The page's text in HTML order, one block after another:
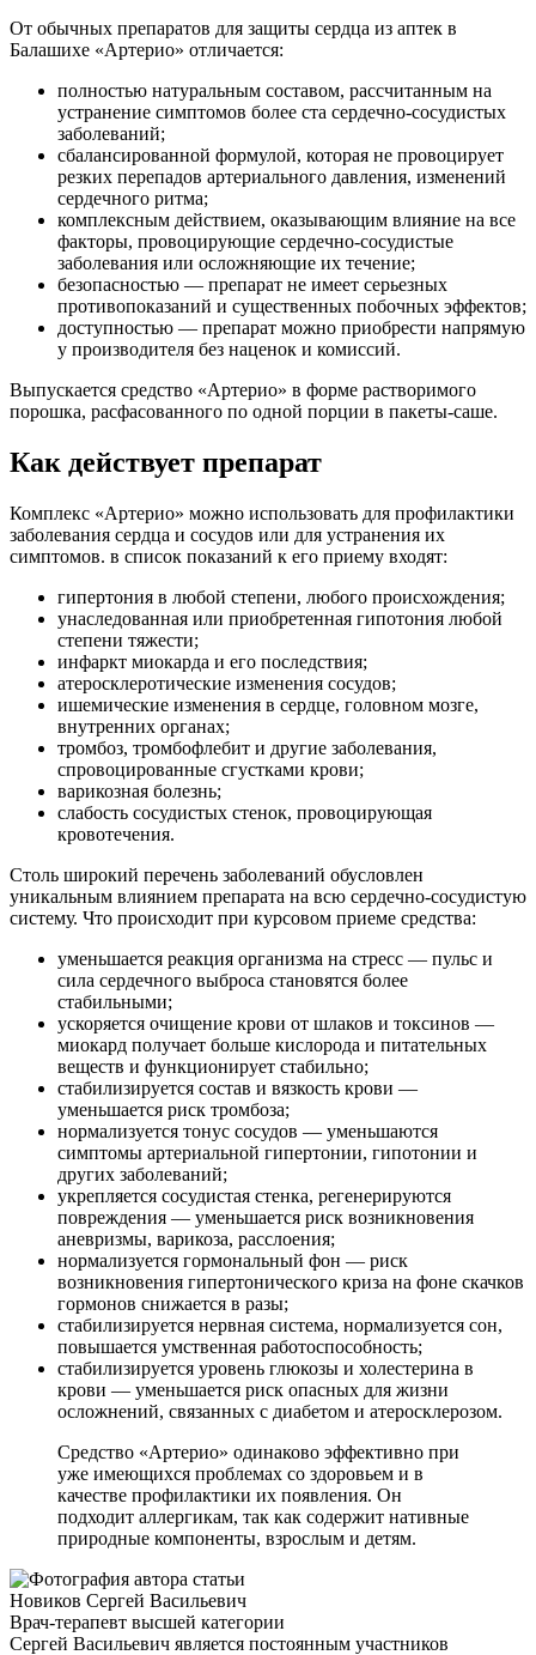
От обычных препаратов для защиты сердца из аптек в
Балашихе «Артерио» отличается:
полностью натуральным составом, рассчитанным на
устранение симптомов более ста сердечно-сосудистых
заболеваний;
сбалансированной формулой, которая не провоцирует
резких перепадов артериального давления, изменений
сердечного ритма;
комплексным действием, оказывающим влияние на все
факторы, провоцирующие сердечно-сосудистые
заболевания или осложняющие их течение;
безопасностью — препарат не имеет серьезных
противопоказаний и существенных побочных эффектов;
доступностью — препарат можно приобрести напрямую
у производителя без наценок и комиссий.
Выпускается средство «Артерио» в форме растворимого
порошка, расфасованного по одной порции в пакеты-саше.
Как действует препарат
Комплекс «Артерио» можно использовать для профилактики
заболевания сердца и сосудов или для устранения их
симптомов. в список показаний к его приему входят:
гипертония в любой степени, любого происхождения;
унаследованная или приобретенная гипотония любой
степени тяжести;
инфаркт миокарда и его последствия;
атеросклеротические изменения сосудов;
ишемические изменения в сердце, головном мозге,
внутренних органах;
тромбоз, тромбофлебит и другие заболевания,
спровоцированные сгустками крови;
варикозная болезнь;
слабость сосудистых стенок, провоцирующая
кровотечения.
Столь широкий перечень заболеваний обусловлен
уникальным влиянием препарата на всю сердечно-сосудистую
систему. Что происходит при курсовом приеме средства:
уменьшается реакция организма на стресс — пульс и
сила сердечного выброса становятся более
стабильными;
ускоряется очищение крови от шлаков и токсинов —
миокард получает больше кислорода и питательных
веществ и функционирует стабильно;
стабилизируется состав и вязкость крови —
уменьшается риск тромбоза;
нормализуется тонус сосудов — уменьшаются
симптомы артериальной гипертонии, гипотонии и
других заболеваний;
укрепляется сосудистая стенка, регенерируются
повреждения — уменьшается риск возникновения
аневризмы, варикоза, расслоения;
нормализуется гормональный фон — риск
возникновения гипертонического криза на фоне скачков
гормонов снижается в разы;
стабилизируется нервная система, нормализуется сон,
повышается умственная работоспособность;
стабилизируется уровень глюкозы и холестерина в
крови — уменьшается риск опасных для жизни
осложнений, связанных с диабетом и атеросклерозом.
Средство «Артерио» одинаково эффективно при
уже имеющихся проблемах со здоровьем и в
качестве профилактики их появления. Он
подходит аллергикам, так как содержит нативные
природные компоненты, взрослым и детям.
Новиков Сергей Васильевич
Врач-терапевт высшей категории
Сергей Васильевич является постоянным участников